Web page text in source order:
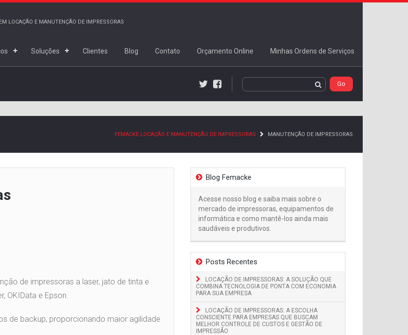
LOCAÇÃO E MANUTENÇÃO DE IMPRESSORAS
Soluções Clientes Blog Contato Orçamento Online Minhas Ordens de Serviços
Facebook
FEMACKE LOCAÇÃO E MANUTENÇÃO DE IMPRESSORAS MANUTENÇÃO DE IMPRESSORAS
Blog Femacke
Acesse nosso blog e saiba mais sobre o
mercado de impressoras, equipamentos de
informática e como mantê-los ainda mais
saudáveis e produtivos.
Posts Recentes
LOCAÇÃO DE IMPRESSORAS: A SOLUÇÃO QUE
COMBINA TECNOLOGIA DE PONTA COM ECONOMIA
PARA SUA EMPRESA
LOCAÇÃO DE IMPRESSORAS: A ESCOLHA
CONSCIENTE PARA EMPRESAS QUE BUSCAM
MELHOR CONTROLE DE CUSTOS E GESTÃO DE
IMPRESSÃO
de impressoras a laser, jato de tinta e
OKIData e Epson.
de backup, proporcionando maior agilidade